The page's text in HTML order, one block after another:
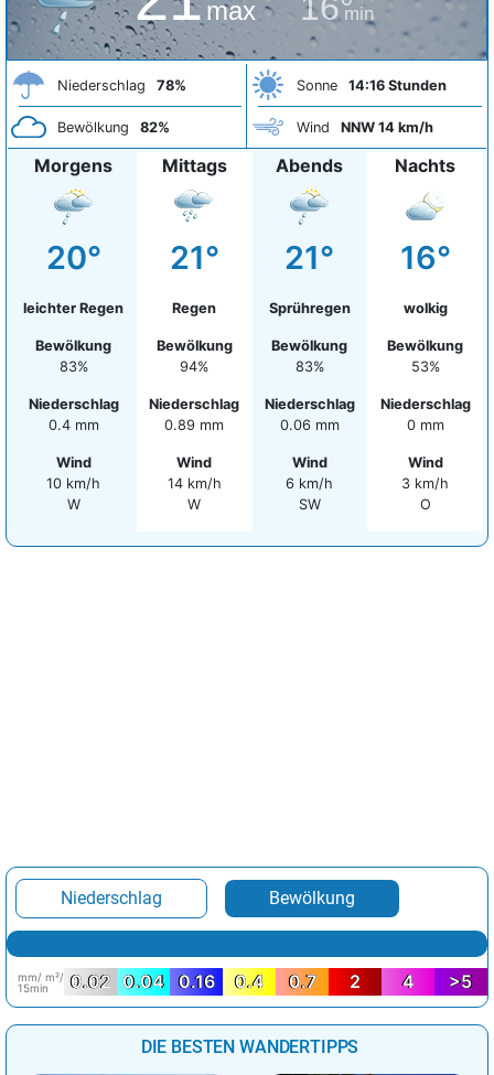
max min
Niederschlag 78%
Bewölkung 82%
Sonne 14:16 Stunden
Wind NNW 14 km/h
Morgens
20°
leichter Regen
Bewölkung
83%
Niederschlag
0.4 mm
Wind
10 km/h
W
Mittags
21°
Regen
Bewölkung
94%
Niederschlag
0.89 mm
Wind
14 km/h
W
Abends
21°
Sprühregen
Bewölkung
83%
Niederschlag
0.06 mm
Wind
6 km/h
SW
Nachts
16°
wolkig
Bewölkung
53%
Niederschlag
0 mm
Wind
3 km/h
O
Niederschlag Bewölkung
mm/ m²/
15min
0.02 0.04 0.16 0.4 0.7 2 4 >5
DIE BESTEN WANDERTIPPS